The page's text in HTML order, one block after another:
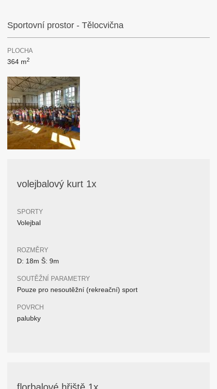
Sportovní prostor - Tělocvična
PLOCHA
364 m2
volejbalový kurt 1x
SPORTY
Volejbal
ROZMĚRY
D: 18m Š: 9m
SOUTĚŽNÍ PARAMETRY
Pouze pro nesoutěžní (rekreační) sport
POVRCH
palubky